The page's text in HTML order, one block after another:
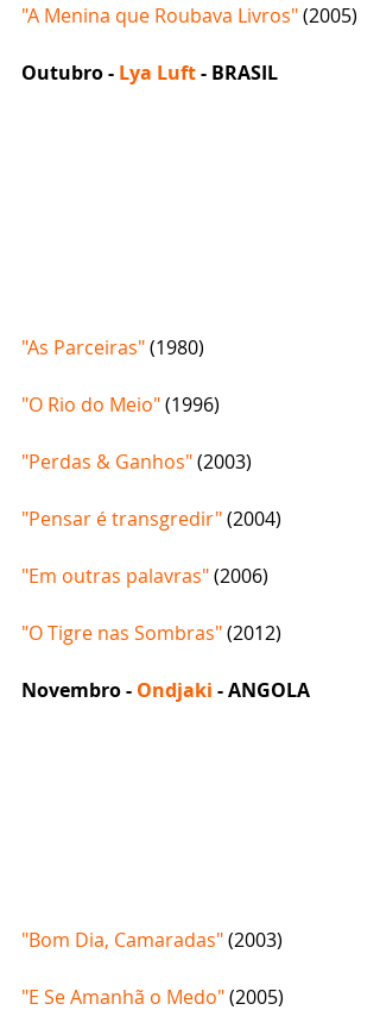
"A Menina que Roubava Livros" (2005)
Outubro - Lya Luft - BRASIL
"As Parceiras" (1980)
"O Rio do Meio" (1996)
"Perdas & Ganhos" (2003)
"Pensar é transgredir" (2004)
"Em outras palavras" (2006)
"O Tigre nas Sombras" (2012)
Novembro - Ondjaki - ANGOLA
"Bom Dia, Camaradas" (2003)
"E Se Amanhã o Medo" (2005)